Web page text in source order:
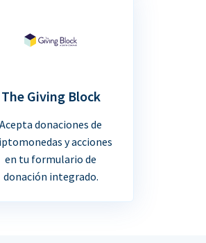
The Giving Block
Acepta donaciones de
y acciones
en tu formulario de
donación integrado.